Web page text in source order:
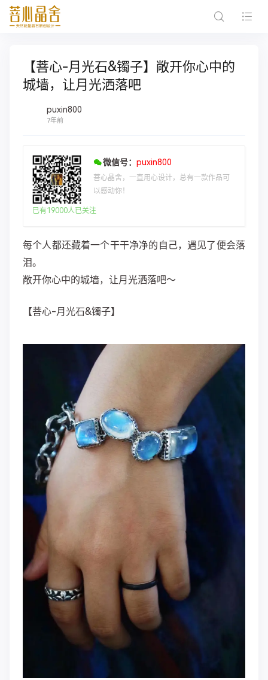
【菩心-月光石&镯子】敞开你心中的
城墙，让月光洒落吧
puxin800
7年前
微信号： puxin800
菩心晶舍，一直用心设计，总有一款作品可
以感动你！
已有19000人已关注
每个人都还藏着一个干干净净的自己，遇见了便会落
泪。
敞开你心中的城墙，让月光洒落吧～
【菩心-月光石&镯子】